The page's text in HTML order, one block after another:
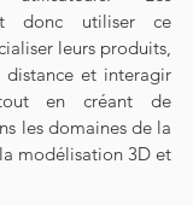
donc utiliser ce
leurs produits,
distance et interagir
en créant de
les domaines de la
modélisation 3D et